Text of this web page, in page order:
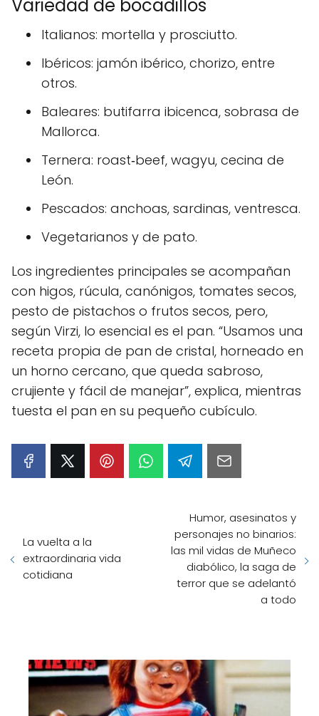
Variedad de bocadillos
Italianos: mortella y prosciutto.
Ibéricos: jamón ibérico, chorizo, entre
otros.
Baleares: butifarra ibicenca, sobrasa de
Mallorca.
Ternera: roast‑beef, wagyu, cecina de
León.
Pescados: anchoas, sardinas, ventresca.
Vegetarianos y de pato.
Los ingredientes principales se acompañan
con higos, rúcula, canónigos, tomates secos,
pesto de pistachos o frutos secos, pero,
según Virzi, lo esencial es el pan. “Usamos una
receta propia de pan de cristal, horneado en
un horno cercano, que queda sabroso,
crujiente y fácil de manejar”, explica, mientras
tuesta el pan en su pequeño cubículo.
La vuelta a la
extraordinaria vida
cotidiana
Humor, asesinatos y
personajes no binarios:
las mil vidas de Muñeco
diabólico, la saga de
terror que se adelantó
a todo